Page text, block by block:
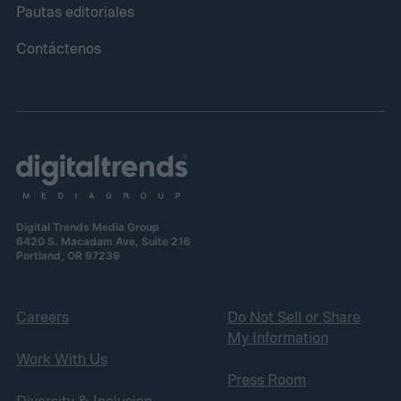
Pautas editoriales
Contáctenos
Digital Trends Media Group
6420 S. Macadam Ave, Suite 216
Portland, OR 97239
Careers
Work With Us
Do Not Sell or Share
My Information
Press Room